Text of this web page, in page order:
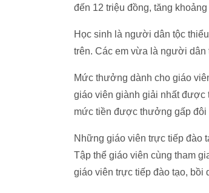
đến 12 triệu đồng, tăng khoảng
Học sinh là người dân tộc
trên. Các em vừa là người
Mức thưởng dành cho giáo
giáo viên giành giải nhất được
mức tiền được thưởng gấp đôi
Những giáo viên trực tiếp đào
Tập thể giáo viên cùng tham
giáo viên trực tiếp đào tạo, bồi